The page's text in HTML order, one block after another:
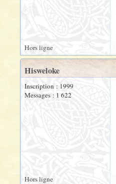
Hors ligne
Hisweloke
Inscription : 1999
Messages : 1 622
Hors ligne